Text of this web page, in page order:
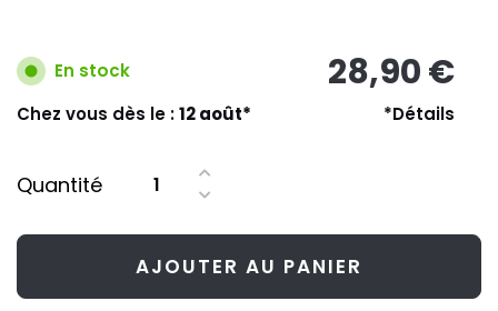
En stock 28,90 €
Chez vous dès le :12 août* *Détails
Quantité
AJOUTER AU PANIER